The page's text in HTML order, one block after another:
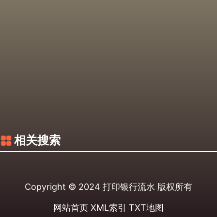
相关搜索
Copyright © 2024 打印银行流水 版权所有
网站首页 XML索引 TXT地图